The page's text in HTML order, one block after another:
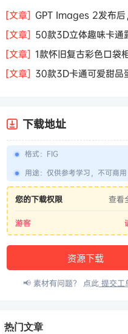
[文章] GPT Images 2发布后
业的天真的塌了？
[文章] 50款3D立体趣味卡通
度假旅游装备插图插画PNG免
材图
[文章] 1款怀旧复古彩色口袋
相机屏幕模型PSD模板样机效
[文章] 30款3D卡通可爱甜品
下载地址
格式： FIG
用途： 仅供参考学习，不可商用
您的下载权限 查看
游客
资源下载
📢 素材有问题？ 点此提交工
热门文章